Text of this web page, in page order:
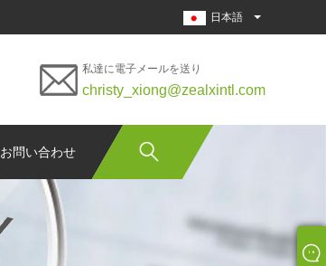
日本語
私達に電子メールを送り
christy_xiong@zealxintl.com
お問い合わせ